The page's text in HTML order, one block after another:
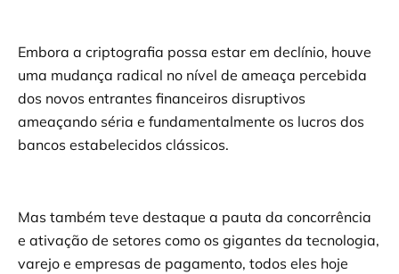
Embora a criptografia possa estar em declínio, houve
uma mudança radical no nível de ameaça percebida
dos novos entrantes financeiros disruptivos
ameaçando séria e fundamentalmente os lucros dos
bancos estabelecidos clássicos.
Mas também teve destaque a pauta da concorrência
e ativação de setores como os gigantes da tecnologia,
varejo e empresas de pagamento, todos eles hoje